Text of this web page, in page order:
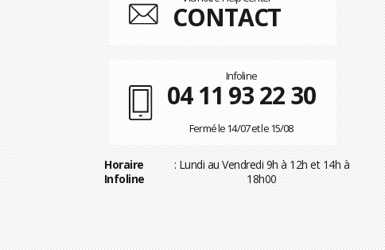
CONTACT
Infoline
04 11 93 22 30
Fermé le 14/07 et le 15/08
Horaire
Infoline
: Lundi au Vendredi 9h à 12h et 14h à
18h00